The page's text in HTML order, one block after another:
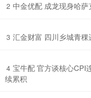
2 中金优配 成龙现身哈萨
3 汇金财富 四川乡城青
4 宝牛配 官方谈核心CPI
续累积